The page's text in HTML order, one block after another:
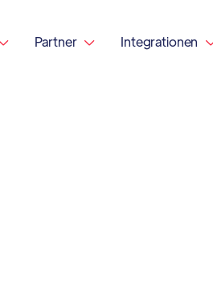
Partner  Integrationen